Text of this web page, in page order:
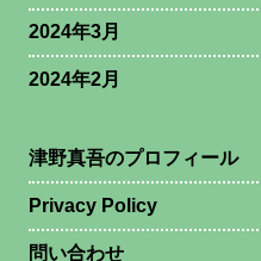
2024年3月
2024年2月
津野真吾のプロフィール
Privacy Policy
問い合わせ